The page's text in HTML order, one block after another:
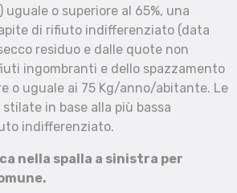
o superiore al 65%, una
di rifiuto indifferenziato (data
residuo e dalle quote non
ingombranti e dello spazzamento
o uguale ai 75 Kg/anno/abitante. Le
in base alla più bassa
indifferenziato.
nella spalla a sinistra per